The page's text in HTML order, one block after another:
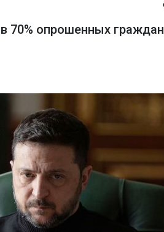
70% опрошенных граждан